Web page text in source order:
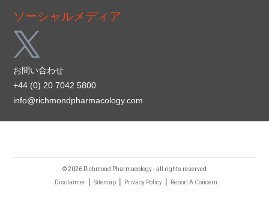
ソーシャルメディア
お問い合わせ
+44 (0) 20 7042 5800
info@richmondpharmacology.com
© 2026 Richmond Pharmacology - all rights reserved
Disclaimer | Sitemap | Privacy Policy | Report A Concern